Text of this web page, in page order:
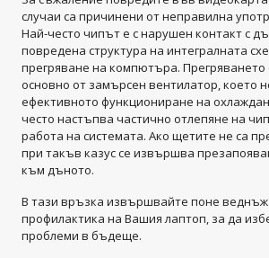
случаи са причинени от неправилна
Най-често чипът е с нарушен контакт с
повредена структура на интегралната
прегряване на компютъра. Прегряването
основно от замърсен вентилатор, което
ефективното функциониране на
често настъпва частично отлепяне на
работа на системата. Ако щетите не са
при такъв казус се извършва
към дъното.
В тази връзка извършвайте поне
профилактика на Вашия лаптоп, за да
проблеми в бъдеще.